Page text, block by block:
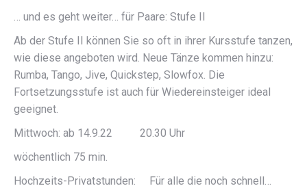
… und es geht weiter… für Paare: Stufe II
Ab der Stufe II können Sie so oft in ihrer Kursstufe tanzen,
wie diese angeboten wird. Neue Tänze kommen hinzu:
Rumba, Tango, Jive, Quickstep, Slowfox. Die
Fortsetzungsstufe ist auch für Wiedereinsteiger ideal
geeignet.
Mittwoch: ab 14.9.22 20.30 Uhr
wöchentlich 75 min.
Hochzeits-Privatstunden: Für alle die noch schnell…